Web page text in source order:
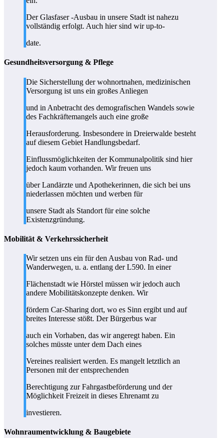
Der Glasfaser -Ausbau in unsere Stadt ist nahezu
vollständig erfolgt. Auch hier sind wir up-to-
date.
Gesundheitsversorgung & Pflege
Die Sicherstellung der wohnortnahen, medizinischen
Versorgung ist uns ein großes Anliegen
und in Anbetracht des demografischen Wandels sowie
des Fachkräftemangels auch eine große
Herausforderung. Insbesondere in Dreierwalde besteht
auf diesem Gebiet Handlungsbedarf.
Einflussmöglichkeiten der Kommunalpolitik sind hier
jedoch kaum vorhanden. Wir freuen uns
über Landärzte und Apothekerinnen, die sich bei uns
niederlassen möchten und werben für
unsere Stadt als Standort für eine solche
Existenzgründung.
Mobilität & Verkehrssicherheit
Wir setzen uns ein für den Ausbau von Rad- und
Wanderwegen, u. a. entlang der L590. In einer
Flächenstadt wie Hörstel müssen wir jedoch auch
andere Mobilitätskonzepte denken. Wir
fördern Car-Sharing dort, wo es Sinn ergibt und auf
breites Interesse stößt. Der Bürgerbus war
auch ein Vorhaben, das wir angeregt haben. Ein
solches müsste unter dem Dach eines
Vereines realisiert werden. Es mangelt letztlich an
Personen mit der entsprechenden
Berechtigung zur Fahrgastbeförderung und der
Möglichkeit Freizeit in dieses Ehrenamt zu
investieren.
Wohnraumentwicklung & Baugebiete